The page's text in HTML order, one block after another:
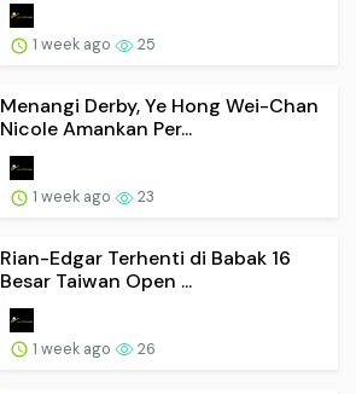
1 week ago 25
Menangi Derby, Ye Hong Wei-Chan
Nicole Amankan Per...
1 week ago 23
Rian-Edgar Terhenti di Babak 16
Besar Taiwan Open ...
1 week ago 26